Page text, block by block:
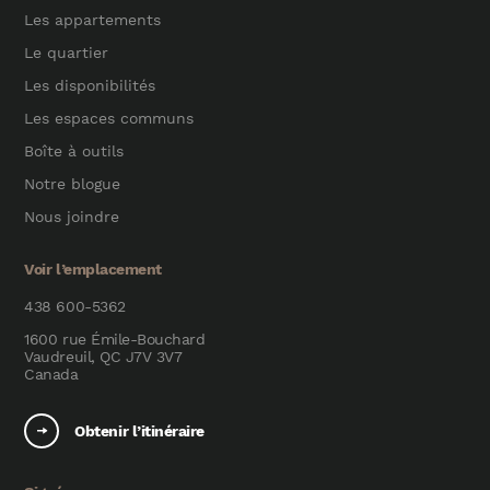
Les appartements
Le quartier
Les disponibilités
Les espaces communs
Boîte à outils
Notre blogue
Nous joindre
Voir l’emplacement
438 600-5362
1600 rue Émile-Bouchard
Vaudreuil, QC J7V 3V7
Canada
Obtenir l’itinéraire